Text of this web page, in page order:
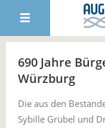
690 Jahre
Würzburg
Die aus den
Sybille Grübel und